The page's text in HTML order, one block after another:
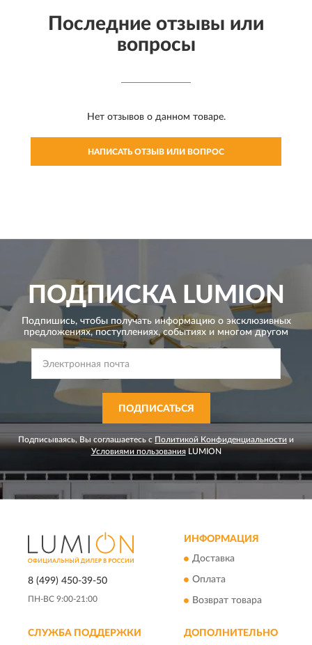
Последние отзывы или
вопросы
Нет отзывов о данном товаре.
НАПИСАТЬ ОТЗЫВ ИЛИ ВОПРОС
ПОДПИСКАLUMION
Подпишись, чтобы получать информацию о эксклюзивных
предложениях,поступлениях, событиях и многом другом
ПОДПИСАТЬСЯ
Подписываясь, Вы соглашаетесь сПолитикой Конфиденциальности и
Условиями пользованияLUMION
8 (499) 450-39-50
ПН-ВС 9:00-21:00
ИНФОРМАЦИЯ
Доставка
Оплата
Возврат товара
СЛУЖБА ПОДДЕРЖКИ ДОПОЛНИТЕЛЬНО